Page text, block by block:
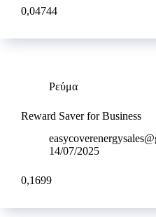
0,04744
Ρεύμα
Reward Saver for Business
14/07/2025
0,1699